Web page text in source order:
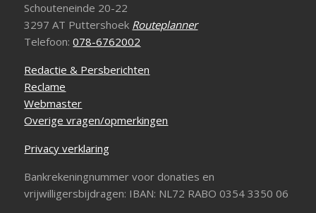
Schouteneinde 20-22
3297 AT Puttershoek Routeplanner
Telefoon:078-6762002
Redactie & Persberichten
Reclame
Webmaster
Overige vragen/opmerkingen
Privacy verklaring
Bankrekeningnummer voor donaties en
vrijwilligersbijdragen: IBAN: NL72 RABO 0354 3350 06